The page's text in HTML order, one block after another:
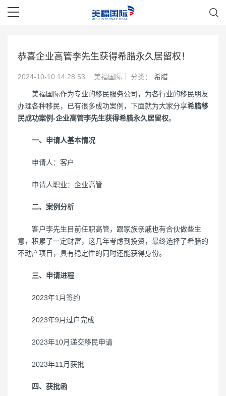
恭喜企业高管李先生获得希腊永久居留权！
2024-10-10 14:28:53 美福国际 分类： 希腊
美福国际作为专业的移民服务公司，为各行业的移民朋友
办理各种移民，已有很多成功案例，下面就为大家分享希腊移
民成功案例-企业高管李先生获得希腊永久居留权。
一、申请人基本情况
申请人：客户
申请人职业：企业高管
二、案例分析
客户李先生目前任职高管，跟家族亲戚也有合伙做些生
意，积累了一定财富，这几年考虑到投资，最终选择了希腊的
不动产项目，具有稳定性的同时还能获得身份。
三、申请进程
2023年1月签约
2023年9月过户完成
2023年10月递交移民申请
2023年11月获批
四、获批函